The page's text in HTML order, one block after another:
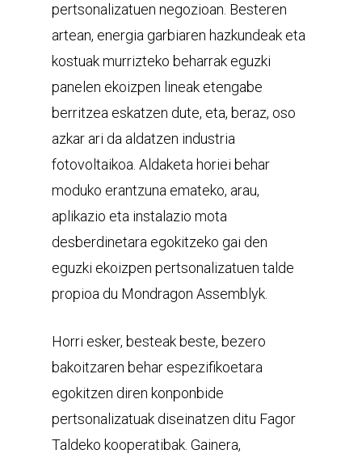
pertsonalizatuen negozioan. Besteren
artean, energia garbiaren hazkundeak eta
kostuak murrizteko beharrak eguzki
panelen ekoizpen lineak etengabe
berritzea eskatzen dute, eta, beraz, oso
azkar ari da aldatzen industria
fotovoltaikoa. Aldaketa horiei behar
moduko erantzuna emateko, arau,
aplikazio eta instalazio mota
desberdinetara egokitzeko gai den
eguzki ekoizpen pertsonalizatuen talde
propioa du Mondragon Assemblyk.
Horri esker, besteak beste, bezero
bakoitzaren behar espezifikoetara
egokitzen diren konponbide
pertsonalizatuak diseinatzen ditu Fagor
Taldeko kooperatibak. Gainera,